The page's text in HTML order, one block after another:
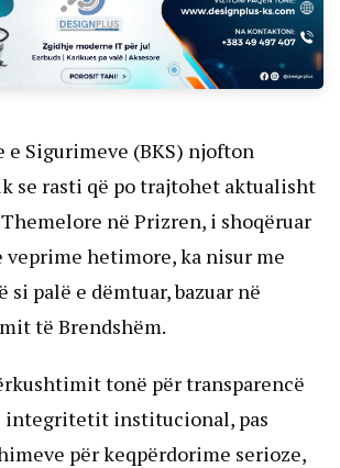
e Sigurimeve (BKS) njofton
se rasti që po trajtohet aktualisht
në Prizren, i shoqëruar
veprime hetimore, ka nisur me
palë e dëmtuar, bazuar në
të Brendshëm.
tonë për transparencë
integritetit institucional, pas
për keqpërdorime serioze,